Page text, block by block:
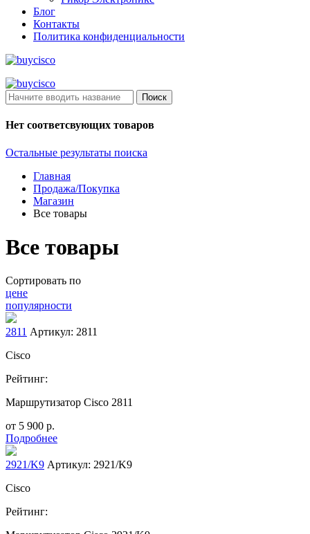
Блог
Контакты
Политика конфиденциальности
Поиск
Нет соответсвующих товаров
Остальные результаты поиска
Главная
Продажа/Покупка
Магазин
Все товары
Все товары
Сортировать по
цене
популярности
2811 Артикул: 2811
Cisco
Рейтинг:
Маршрутизатор Cisco 2811
от 5 900 р.
Подробнее
2921/K9 Артикул: 2921/K9
Cisco
Рейтинг: